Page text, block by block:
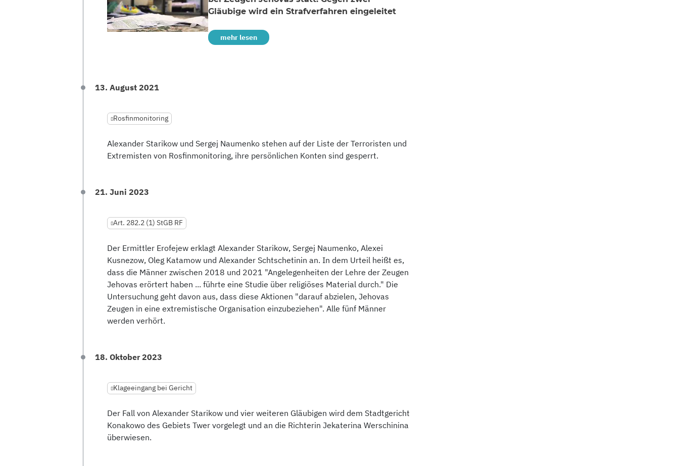
Gläubige wird ein Strafverfahren eingeleitet
mehr lesen
13. August 2021
Rosfinmonitoring
Alexander Starikow und Sergej Naumenko stehen auf der Liste der Terroristen und
Extremisten von Rosfinmonitoring, ihre persönlichen Konten sind gesperrt.
21. Juni 2023
Art. 282.2 (1) StGB RF
Der Ermittler Erofejew erklagt Alexander Starikow, Sergej Naumenko, Alexei
Kusnezow, Oleg Katamow und Alexander Schtschetinin an. In dem Urteil heißt es,
dass die Männer zwischen 2018 und 2021 "Angelegenheiten der Lehre der Zeugen
Jehovas erörtert haben ... führte eine Studie über religiöses Material durch." Die
Untersuchung geht davon aus, dass diese Aktionen "darauf abzielen, Jehovas
Zeugen in eine extremistische Organisation einzubeziehen". Alle fünf Männer
werden verhört.
18. Oktober 2023
Klageeingang bei Gericht
Der Fall von Alexander Starikow und vier weiteren Gläubigen wird dem Stadtgericht
Konakowo des Gebiets Twer vorgelegt und an die Richterin Jekaterina Werschinina
überwiesen.